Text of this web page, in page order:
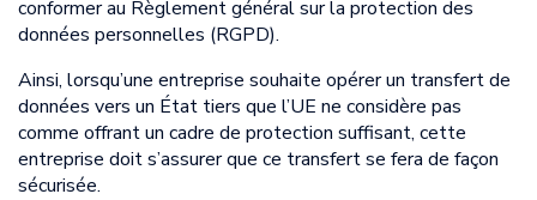
conformer au Règlement général sur la protection des
données personnelles (RGPD).
Ainsi, lorsqu’une entreprise souhaite opérer un transfert de
données vers un État tiers que l’UE ne considère pas
comme offrant un cadre de protection suffisant, cette
entreprise doit s’assurer que ce transfert se fera de façon
sécurisée.